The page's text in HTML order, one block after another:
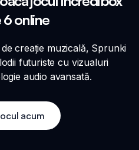
6 online
creație muzicală, Sprunki
futuriste cu vizualuri
audio avansată.
acum